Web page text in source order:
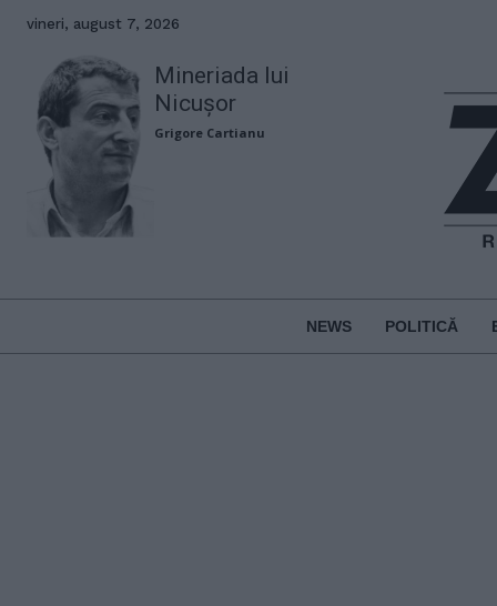
vineri, august 7, 2026
Mineriada lui
Nicușor
Grigore Cartianu
NEWS POLITICĂ